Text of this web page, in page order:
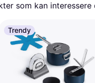
som kan interessere
Trendy